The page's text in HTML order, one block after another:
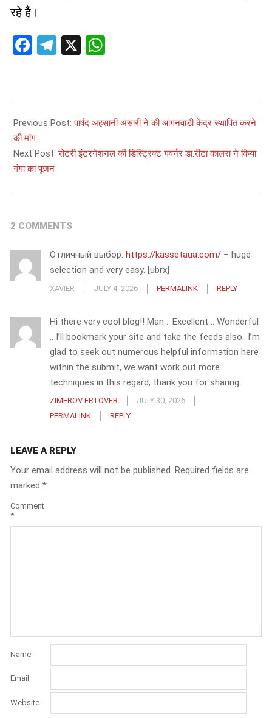
रहे हैं।
Facebook
Telegram
X
07-
04
Previous Post:पार्षद अहसानी अंसारी ने की आंगनवाड़ी केंद्र स्थापित करने
की मांग
Next Post:रोटरी इंटरनेशनल की डिस्ट्रिक्ट गवर्नर डा.रीटा कालरा ने किया
गंगा का पूजन
2 COMMENTS
Отличный выбор: https://kassetaua.com/ – huge
selection and very easy. [ubrx]
XAVIER JULY 4, 2026 PERMALINK REPLY
Hi there very cool blog!! Man .. Excellent .. Wonderful
.. I’ll bookmark your site and take the feeds also…I’m
glad to seek out numerous helpful information here
within the submit, we want work out more
techniques in this regard, thank you for sharing.
ZIMEROV ERTOVER
JULY 30, 2026
PERMALINK
REPLY
LEAVE A REPLY
Your email address will not be published. Required fields are
marked *
Comment
*
Name
Email
Website